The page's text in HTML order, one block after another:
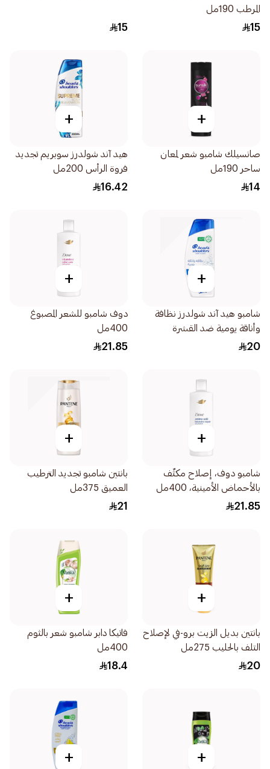
المرطب 190مل
15
15
+
صانسيلك شامبو شعر لمعان
ساحر 190مل
14
+
هيد آند شولدرز سوبريم تجديد
فروة الرأس 200مل
16.42
+
شامبو هيد آند شولدرز نظافة
وأناقة يومية ضد القشرة
350مل
20
+
دوف شامبو للشعر المصبوغ
400مل
21.85
+
شامبو دوف، إصلاح مكثّف
بالأحماض الأمينية، 400مل
21.85
+
بانتين شامبو تجديد الترطيب
العميق 375مل
21
+
بانتين بديل الزيت برو-في لإصلاح
التلف بالحليب 275مل
20
+
فاتيكا دابر شامبو شعر بالثوم
400مل
18.4
+
+